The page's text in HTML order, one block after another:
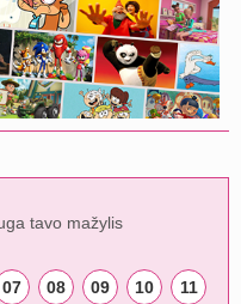
tavo mažylis
07 08 09 10 11